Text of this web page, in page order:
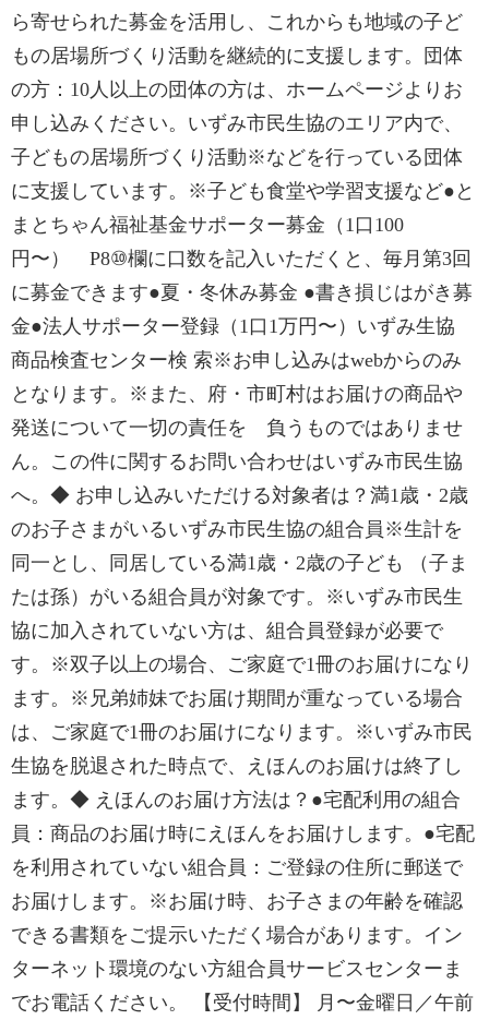
ら寄せられた募金を活用し、これからも地域の子ど
もの居場所づくり活動を継続的に支援します。団体
の方：10人以上の団体の方は、ホームページよりお
申し込みください。いずみ市民生協のエリア内で、
子どもの居場所づくり活動※などを行っている団体
に支援しています。※子ども食堂や学習支援など●と
まとちゃん福祉基金サポーター募金（1口100
円〜） P8⑩欄に口数を記入いただくと、毎月第3回
に募金できます●夏・冬休み募金 ●書き損じはがき募
金●法人サポーター登録（1口1万円〜）いずみ生協
商品検査センター検 索※お申し込みはwebからのみ
となります。※また、府・市町村はお届けの商品や
発送について一切の責任を 負うものではありませ
ん。この件に関するお問い合わせはいずみ市民生協
へ。◆ お申し込みいただける対象者は？満1歳・2歳
のお子さまがいるいずみ市民生協の組合員※生計を
同一とし、同居している満1歳・2歳の子ども （子ま
たは孫）がいる組合員が対象です。※いずみ市民生
協に加入されていない方は、組合員登録が必要で
す。※双子以上の場合、ご家庭で1冊のお届けになり
ます。※兄弟姉妹でお届け期間が重なっている場合
は、ご家庭で1冊のお届けになります。※いずみ市民
生協を脱退された時点で、えほんのお届けは終了し
ます。◆ えほんのお届け方法は？●宅配利用の組合
員：商品のお届け時にえほんをお届けします。●宅配
を利用されていない組合員：ご登録の住所に郵送で
お届けします。※お届け時、お子さまの年齢を確認
できる書類をご提示いただく場合があります。イン
ターネット環境のない方組合員サービスセンターま
でお電話ください。 【受付時間】 月〜金曜日／午前